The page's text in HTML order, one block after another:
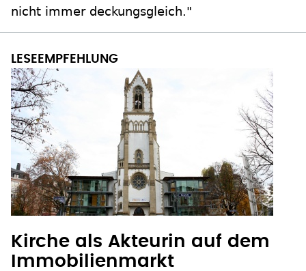
nicht immer deckungsgleich."
Kirche als Akteurin auf dem
Immobilienmarkt